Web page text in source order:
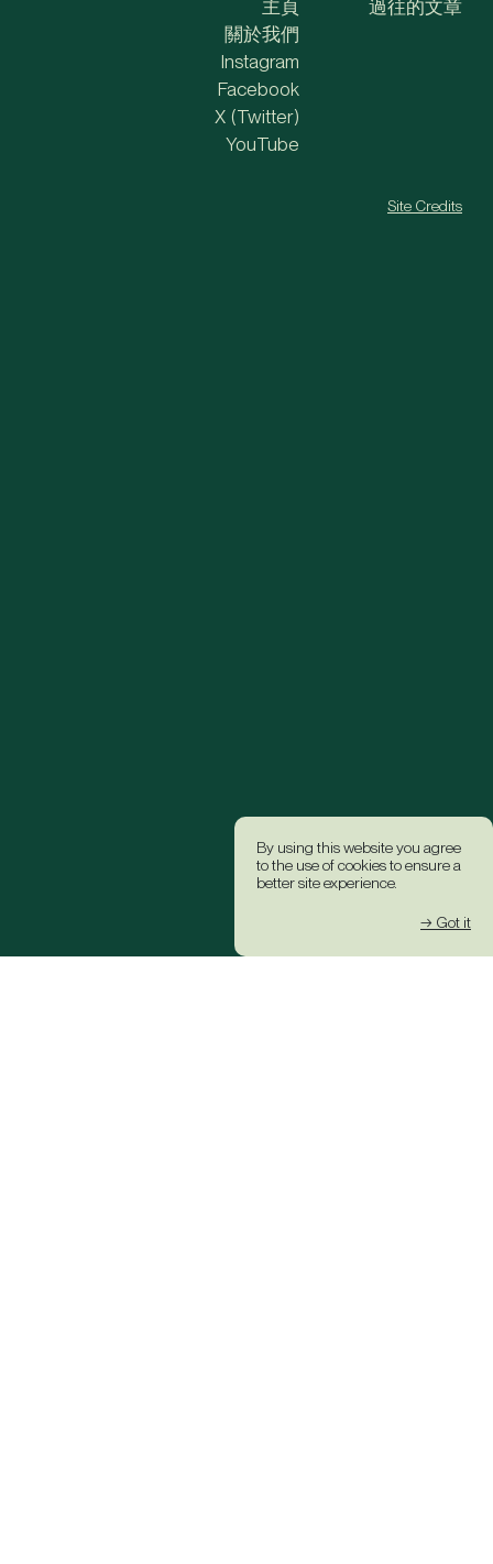
By using this website you agree
to the use of cookies to ensure a
better site experience.
→ Got it
主頁
關於我們
過往的文章
Instagram
Facebook
X (Twitter)
YouTube
Site Credits